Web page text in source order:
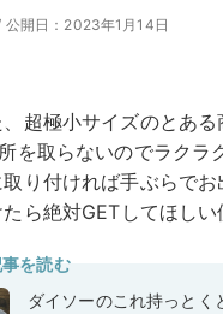
公開日：2023年1月14日
超極小サイズのとあ
を取らないのでラクラ
り付ければ手ぶらで
ら絶対GETしてほしい
を読む
ダイソーのこれ持っとく